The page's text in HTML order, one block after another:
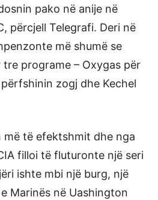
pako në anije në
përcjell Telegrafi. Deri në
më shumë se
programe – Oxygas për
zogj dhe Kechel
më të efektshmit dhe nga
filloi të fluturonte një seri
ishte mbi një burg, një
Marinës në Uashington